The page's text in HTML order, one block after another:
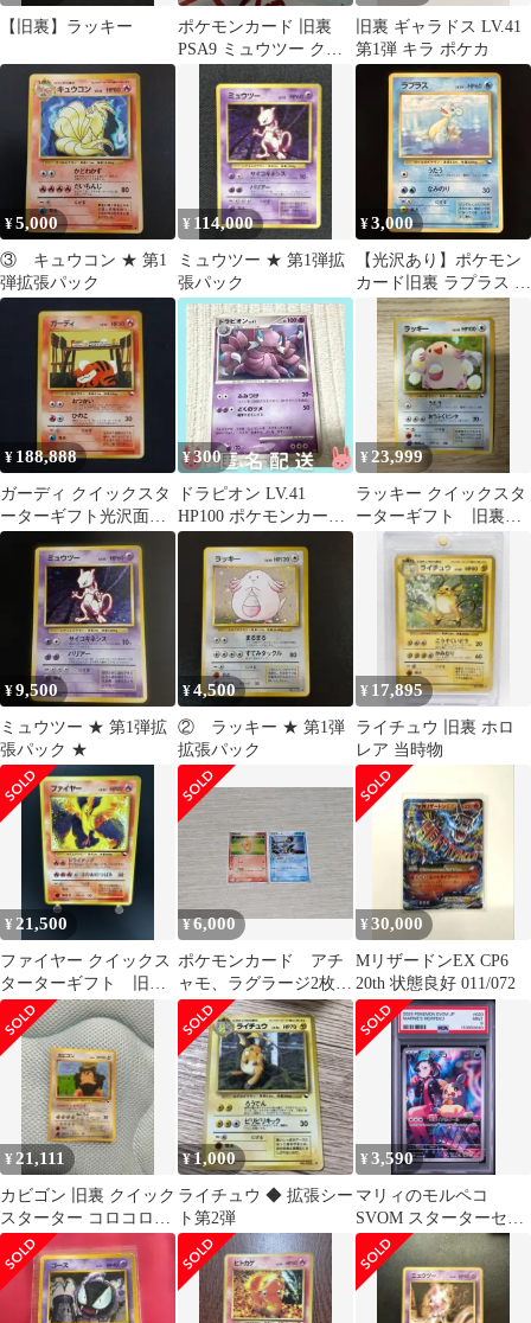
【旧裏】ラッキー
ポケモンカード 旧裏
PSA9 ミュウツー クイ
ックスターターギフト
旧裏 ギャラドス LV.41
第1弾 キラ ポケカ
¥5,000
③ キュウコン ★ 第1
弾拡張パック
¥ 114,000
ミュウツー ★ 第1弾拡
張パック
¥3,000
【光沢あり】ポケモン
カード旧裏 ラプラス ク
イックスターターギフ
¥ 188,888
ガーディ クイックスタ
ーターギフト光沢面な
し ポケモンカード 旧
¥300
ドラピオン LV.41
HP100 ポケモンカード
ゲームDP エントリーパ
¥ 23,999
ラッキー クイックスタ
ーターギフト 旧裏
マークなし
¥9,500
ミュウツー ★ 第1弾拡
張パック ★
¥4,500
② ラッキー ★ 第1弾
拡張パック
¥ 17,895
ライチュウ 旧裏 ホロ
レア 当時物
¥21,500
ファイヤー クイックス
ターターギフト 旧
裏 マーク無し
¥6,000
ポケモンカード アチ
ャモ、ラグラージ2枚セ
ット
¥30,000
MリザードンEX CP6
20th 状態良好 011/072
¥ 21,111
カビゴン 旧裏 クイック
スターター コロコロコ
ミックコンテスト入賞
マーク無
¥1,000
ライチュウ ◆ 拡張シー
ト第2弾
¥3,590
マリィのモルペコ
SVOM スターターセッ
トex マリィのモルペ
コ psa9